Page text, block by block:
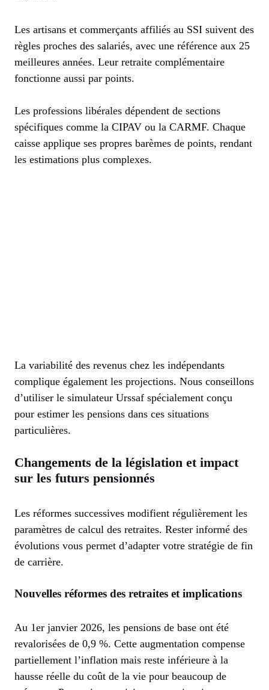
Les artisans et commerçants affiliés au SSI suivent des
règles proches des salariés, avec une référence aux 25
meilleures années. Leur retraite complémentaire
fonctionne aussi par points.
Les professions libérales dépendent de sections
spécifiques comme la CIPAV ou la CARMF. Chaque
caisse applique ses propres barèmes de points, rendant
les estimations plus complexes.
La variabilité des revenus chez les indépendants
complique également les projections. Nous conseillons
d’utiliser le simulateur Urssaf spécialement conçu
pour estimer les pensions dans ces situations
particulières.
Changements de la législation et impact
sur les futurs pensionnés
Les réformes successives modifient régulièrement les
paramètres de calcul des retraites. Rester informé des
évolutions vous permet d’adapter votre stratégie de fin
de carrière.
Nouvelles réformes des retraites et implications
Au 1er janvier 2026, les pensions de base ont été
revalorisées de 0,9 %. Cette augmentation compense
partiellement l’inflation mais reste inférieure à la
hausse réelle du coût de la vie pour beaucoup de